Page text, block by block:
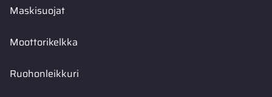
Maskisuojat
Moottorikelkka
Ruohonleikkuri